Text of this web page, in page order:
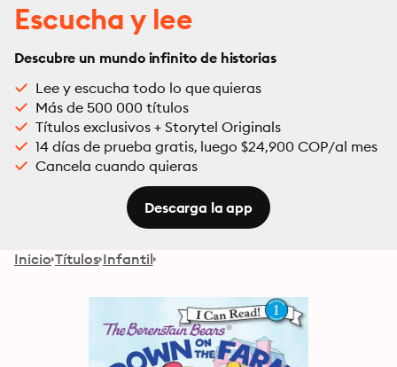
Escucha y lee
Descubre un mundo infinito de historias
Lee y escucha todo lo que quieras
Más de 500 000 títulos
Títulos exclusivos + Storytel Originals
14 días de prueba gratis, luego $24,900 COP/al mes
Cancela cuando quieras
Descarga la app
Inicio Títulos Infantil